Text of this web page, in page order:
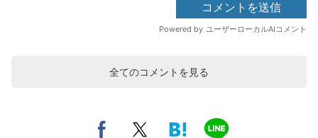
全てのコメントを見る